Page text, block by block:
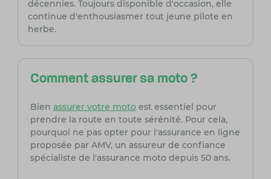
décennies. Toujours disponible d'occasion, elle
continue d'enthousiasmer tout jeune pilote en
herbe.
Comment assurer sa moto ?
Bien assurer votre motoest essentiel pour
prendre la route en toute sérénité. Pour cela,
pourquoi ne pas opter pour l'assurance en ligne
proposée par AMV, un assureur de confiance
spécialiste de l'assurance moto depuis 50 ans.